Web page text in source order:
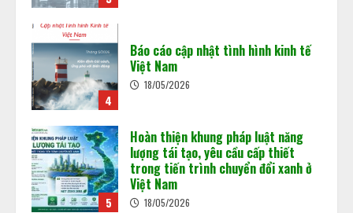
4
5
lượng tái tạo, yêu cầu cấp thiết
trong tiến trình chuyển đổi xanh ở
Việt Nam
1
Vận hành sàn giao dịch carbon
trong nước: “Mở cánh cửa” cho nền
kinh tế xanh